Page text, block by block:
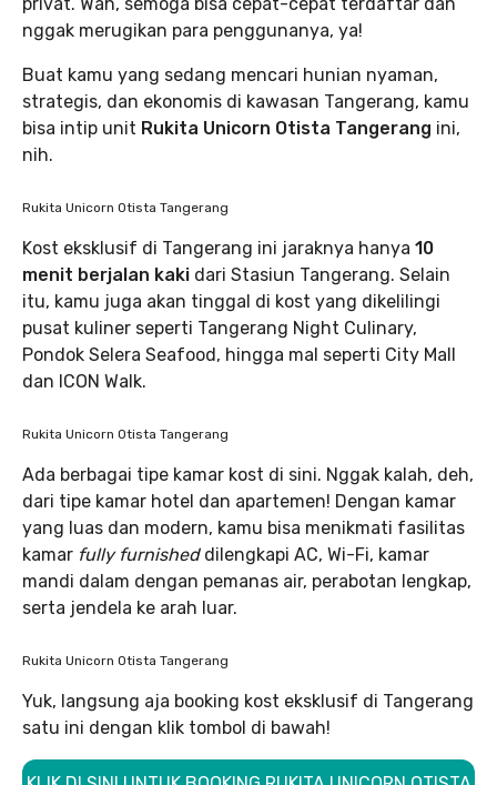
privat. Wah, semoga bisa cepat-cepat terdaftar dan
nggak merugikan para penggunanya, ya!
Buat kamu yang sedang mencari hunian nyaman,
strategis, dan ekonomis di kawasan Tangerang, kamu
bisa intip unit Rukita Unicorn Otista Tangerang ini,
nih.
Rukita Unicorn Otista Tangerang
Kost eksklusif di Tangerang ini jaraknya hanya 10
menit berjalan kaki dari Stasiun Tangerang. Selain
itu, kamu juga akan tinggal di kost yang dikelilingi
pusat kuliner seperti Tangerang Night Culinary,
Pondok Selera Seafood, hingga mal seperti City Mall
dan ICON Walk.
Rukita Unicorn Otista Tangerang
Ada berbagai tipe kamar kost di sini. Nggak kalah, deh,
dari tipe kamar hotel dan apartemen! Dengan kamar
yang luas dan modern, kamu bisa menikmati fasilitas
kamar fully furnished dilengkapi AC, Wi-Fi, kamar
mandi dalam dengan pemanas air, perabotan lengkap,
serta jendela ke arah luar.
Rukita Unicorn Otista Tangerang
Yuk, langsung aja booking kost eksklusif di Tangerang
satu ini dengan klik tombol di bawah!